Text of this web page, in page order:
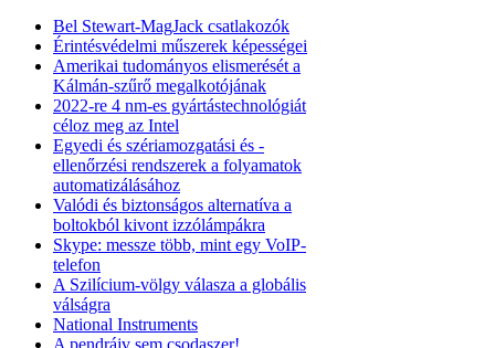
Bel Stewart-MagJack csatlakozók
Érintésvédelmi műszerek képességei
Amerikai tudományos elismerését a
Kálmán-szűrő megalkotójának
2022-re 4 nm-es gyártástechnológiát
céloz meg az Intel
Egyedi és szériamozgatási és -
ellenőrzési rendszerek a folyamatok
automatizálásához
Valódi és biztonságos alternatíva a
boltokból kivont izzólámpákra
Skype: messze több, mint egy VoIP-
telefon
A Szilícium-völgy válasza a globális
válságra
National Instruments
A pendrájv sem csodaszer!